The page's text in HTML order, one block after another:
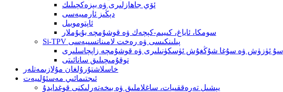
ئۆي جاھازلىرى ۋە بېزەكچىلىك
دېڭىز ئارمىيەسى
ئاپتوموبىل
سومكا، ئاياغ، كىيىم-كېچەك ۋە قوشۇمچە بۇيۇملار
Si-TPV پىلىنكىسى ۋە رەخت لامىناتسىيەسى
سۇ ئۈزۈش ۋە سۇغا شۇڭغۇش ئۈسكۈنىلىرى ۋە قوشۇمچە زاپچاسلىرى
توقۇمىچىلىق سانائىتى
خاسلاشتۇرۇلغان مۇلازىمەتلەر
ئىجتىمائىي مەسئۇلىيەت
يېشىل تەرەققىيات، ساغلاملىق ۋە بىخەتەرلىكنى قوغدايدۇ